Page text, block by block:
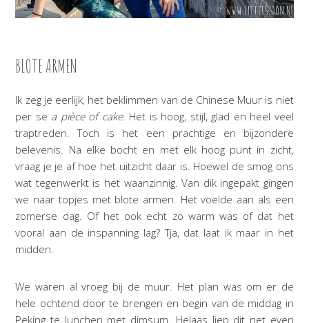
BLOTE ARMEN
Ik zeg je eerlijk, het beklimmen van de Chinese Muur is niet
per se a pièce of cake. Het is hoog, stijl, glad en heel veel
traptreden. Toch is het een prachtige en bijzondere
belevenis. Na elke bocht en met elk hoog punt in zicht,
vraag je je af hoe het uitzicht daar is. Hoewel de smog ons
wat tegenwerkt is het waanzinnig. Van dik ingepakt gingen
we naar topjes met blote armen. Het voelde aan als een
zomerse dag. Of het ook echt zo warm was of dat het
vooral aan de inspanning lag? Tja, dat laat ik maar in het
midden.
We waren al vroeg bij de muur. Het plan was om er de
hele ochtend door te brengen en begin van de middag in
Peking te lunchen met dimsum. Helaas liep dit net even